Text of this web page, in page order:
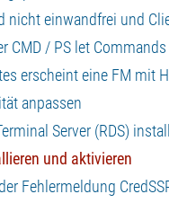
nicht einwandfrei und
CMD / PS let
erscheint eine FM mit
anpassen
Server (RDS)
und aktivieren
Fehlermeldung